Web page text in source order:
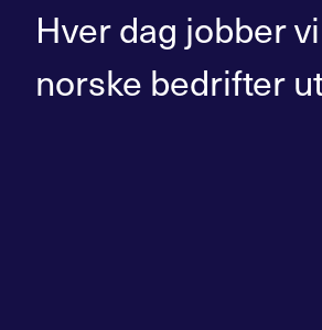
Hver dag jobber
norske bedrifter